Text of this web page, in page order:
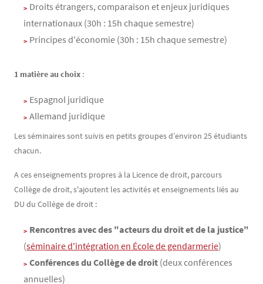
Droits étrangers, comparaison et enjeux juridiques
internationaux (30h : 15h chaque semestre)
Principes d'économie (30h : 15h chaque semestre)
1 matière au choix :
Espagnol juridique
Allemand juridique
Les séminaires sont suivis en petits groupes d’environ 25 étudiants
chacun.
A ces enseignements propres à la Licence de droit, parcours
Collège de droit, s'ajoutent les activités et enseignements liés au
DU du Collège de droit :
Rencontres avec des "acteurs du droit et de la justice"
(séminaire d'intégration en École de gendarmerie)
Conférences du Collège de droit (deux conférences
annuelles)